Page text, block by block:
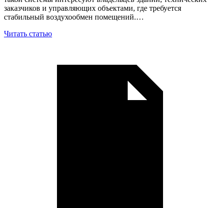
заказчиков и управляющих объектами, где требуется
стабильный воздухообмен помещений.…
Читать статью